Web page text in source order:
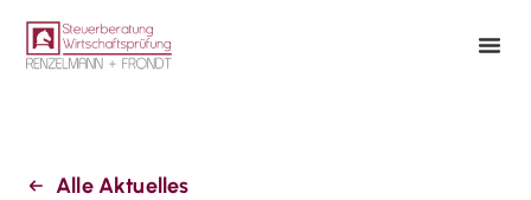
Alle Aktuelles